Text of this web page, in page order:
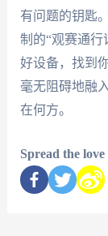
有问题的钥匙
制的“观赛通行
好设备，找到
毫无阻碍地融
在何方。
Spread the love